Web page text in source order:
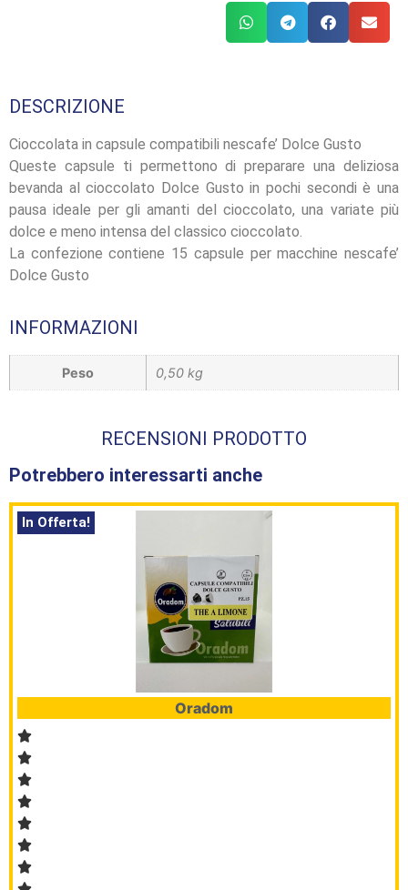
DESCRIZIONE
Cioccolata in capsule compatibili nescafe’ Dolce Gusto
Queste capsule ti permettono di preparare una deliziosa
bevanda al cioccolato Dolce Gusto in pochi secondi è una
pausa ideale per gli amanti del cioccolato, una variate più
dolce e meno intensa del classico cioccolato.
La confezione contiene 15 capsule per macchine nescafe’
Dolce Gusto
INFORMAZIONI
Peso 0,50 kg
RECENSIONI PRODOTTO
Potrebbero interessarti anche
In Offerta!
Oradom